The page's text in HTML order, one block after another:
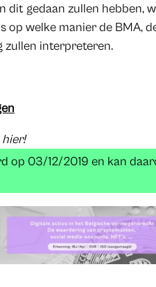
dit gedaan zullen hebben,
welke manier de BMA,
zullen interpreteren.
hier!
op 03/12/2019 en kan